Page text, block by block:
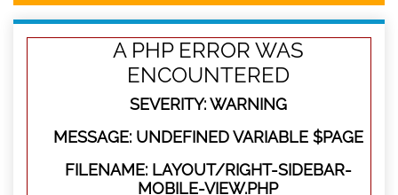
A PHP ERROR WAS
ENCOUNTERED
SEVERITY: WARNING
MESSAGE: UNDEFINED VARIABLE $PAGE
FILENAME: LAYOUT/RIGHT-SIDEBAR-
MOBILE-VIEW.PHP